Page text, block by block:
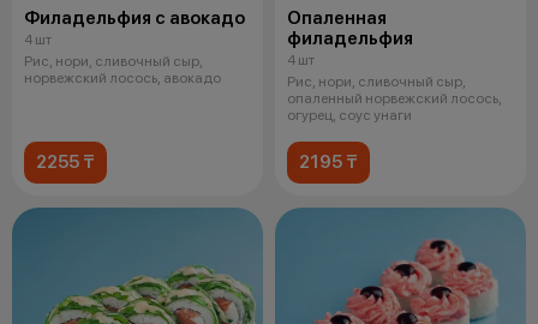
Филадельфия с авокадо
4 шт
Рис, нори, сливочный сыр,
норвежский лосось, авокадо
2255 ₸
Опаленная
филадельфия
4 шт
Рис, нори, сливочный сыр,
опаленный норвежский лосось,
огурец, соус унаги
2195 ₸